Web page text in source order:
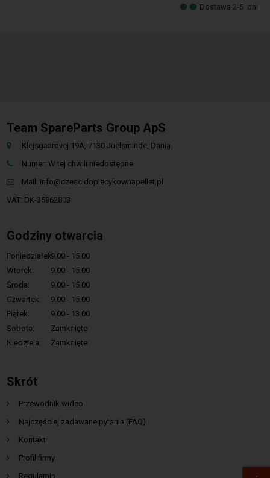
Dostawa 2-5 dni
Team SpareParts Group ApS
Klejsgaardvej 19A, 7130 Juelsminde, Dania
Numer: W tej chwili niedostępne
Mail: info@czescidopiecykownapellet.pl
VAT: DK-35862803
Godziny otwarcia
Poniedziałek:9.00 - 15.00
Wtorek:
9.00 - 15.00
Środa:
9.00 - 15.00
Czwartek:
9.00 - 15.00
Piątek:
9.00 - 13.00
Sobota:
Zamknięte
Niedziela:
Zamknięte
Skrót
Przewodnik wideo
Najczęściej zadawane pytania (FAQ)
Kontakt
Profil firmy
Regulamin